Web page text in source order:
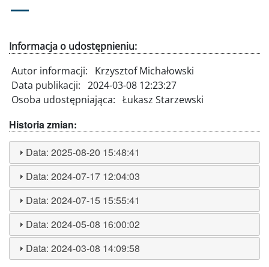
Informacja o udostępnieniu:
Autor informacji:
Krzysztof Michałowski
Data publikacji: 2024-03-08 12:23:27
Osoba udostępniająca: Łukasz Starzewski
Historia zmian:
Data:2025-08-20 15:48:41
Data:2024-07-17 12:04:03
Data:2024-07-15 15:55:41
Data:2024-05-08 16:00:02
Data:2024-03-08 14:09:58